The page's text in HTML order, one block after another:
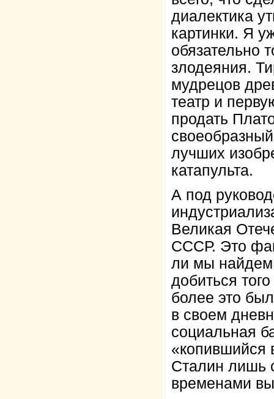
диалектика
картинки. Я
обязательно
злодеяния.
мудрецов
театр и
продать
лучших
катапульта.
А под
Великая
СССР. Это
ли мы найдем
добиться
более это
в своем
социальная
«копившийся
Сталин лишь
временами